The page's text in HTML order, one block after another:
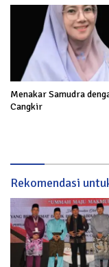
Menakar Samudra
Cangkir
Rekomendasi